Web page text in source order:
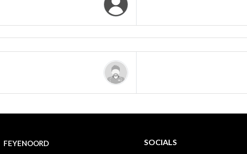
FEYENOORD
SOCIALS